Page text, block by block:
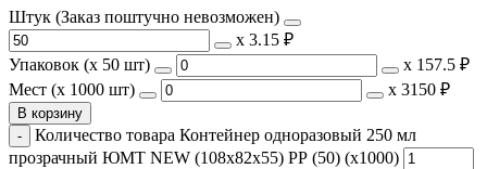
Штук (Заказ поштучно невозможен)
х 3.15 ₽
Упаковок (x 50 шт)
х 157.5 ₽
Мест (x 1000 шт)
х 3150 ₽
В корзину
Количество товара Контейнер одноразовый 250 мл
прозрачный ЮМТ NEW (108х82х55) РР (50) (х1000)